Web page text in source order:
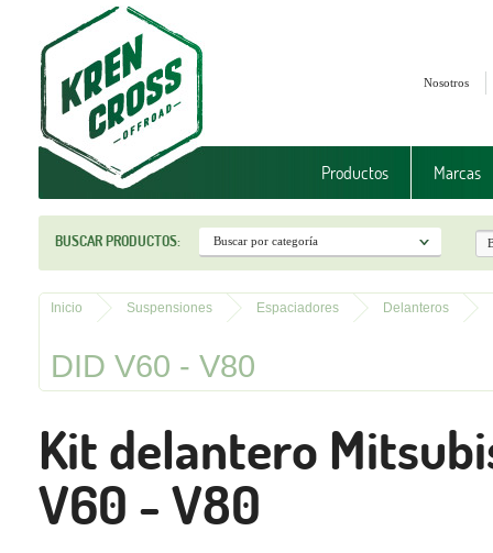
Nosotros
Productos Marcas
BUSCAR PRODUCTOS:
Inicio Suspensiones Espaciadores Delanteros
DID V60 - V80
Kit delantero
V60 - V80